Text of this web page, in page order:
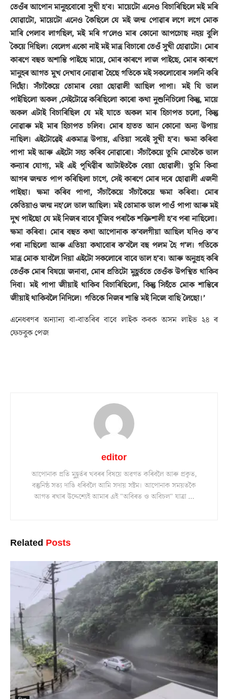
তেওঁৰ আপোন মানুহবোৰো সুখী হ’ব। মায়েটো এনেও বিচাৰিছিলে মই মৰি
যোৱাটো, মায়েটো এনেও কৈছিলে যে মই জন্ম পোৱাৰ লগে লগে মোক
মাৰি পেলাব লাগছিল, মই মৰি গ’লেও মাৰ কোনো আপচোছ নহয় বুলি
কৈয়ে দিছিল। বেলেগ একো নাই মই মাত্ৰ বিচাৰো তেওঁ সুখী হোৱাটো। মোৰ
কাৰণে বহুত অশান্তি পাইছে মায়ে, মোৰ কাৰণে লাজ পাইছে, মোৰ কাৰণে
মানুহৰ আগত মুখ দেখাব নোৱাৰা হৈছে গতিকে মই সকলোবোৰ সলনি কৰি
দিছোঁ। সঁচাকৈয়ে তোমাৰ বেয়া ছোৱালী আছিল পাপা। মই যি ভাল
পাইছিলো অকল ,সেইটোৱে কৰিছিলো কাৰো কথা নুশুনিচিলো কিন্তু, মায়ে
অকল এটাই বিচাৰিছিল যে মই যাতে অকল মাৰ হিচাপত চলো, কিন্তু
নোৱাৰু মই মাৰ হিচাপত চলিব। মোৰ হাতত আন কোনো অন্য উপায়
নাছিল। এইটোৱেই একমাত্ৰ উপায়, এতিয়া সবেই সুখী হ’ব। ক্ষমা কৰিবা
পাপা মই আৰু এইটো সহ্য কৰিব নোৱাৰো। সঁচাকৈয়ে তুমি মোতকৈ ভাল
কন্যাৰ যোগ্য, মই এই পৃথিৱীৰ আটাইতকৈ বেয়া ছোৱালী। তুমি কিবা
আগৰ জন্মত পাপ কৰিছিলা চাগে, সেই কাৰণে মোৰ দৰে ছোৱালী এজনী
পাইছা। ক্ষমা কৰিব পাপা, সঁচাকৈয়ে সঁচাকৈয়ে ক্ষমা কৰিবা। মোৰ
কেতিয়াও জন্ম নহ’লে ভাল আছিল। মই তোমাক ভাল পাওঁ পাপা আৰু মই
দুখ পাইছো যে মই নিজৰ বাবে যুঁজিব পৰাকৈ শক্তিশালী হ’ব পৰা নাছিলো।
ক্ষমা কৰিবা। মোৰ বহুত কথা আপোনাক ক’বলগীয়া আছিল যদিও ক’ব
পৰা নাছিলো আৰু এতিয়া কথাবোৰ ক’বলৈ বহু পলম হৈ গ’ল। গতিকে
মাত্ৰ মোক যাবলৈ দিয়া এইটো সকলোৰে বাবে ভাল হ’ব। আৰু অনুগ্ৰহ কৰি
তেওঁক মোৰ বিষয়ে জনাবা, মোৰ প্ৰতিটো মুহূৰ্ততে তেওঁক উপস্থিত থাকিব
দিবা। মই পাপা জীয়াই থাকিব বিচাৰিছিলো, কিন্তু সিহঁতে মোক শান্তিৰে
জীয়াই থাকিবলৈ নিদিলে। গতিকে নিজৰ শান্তি মই নিজে বাছি লৈছো।’
এনেধৰণৰ অন্যান্য বা-বাতৰিৰ বাবে লাইক কৰক অসম লাইভ ২৪ ৰ
ফেচবুক পেজ
editor
আপোনাক প্ৰতি মুহূৰ্তৰ খবৰৰ বিষয়ে অৱগত কৰিবলৈ আৰু প্ৰকৃত,
বস্তুনিষ্ঠ সত্য দাঙি ধৰিবলৈ আমি সদায় সষ্টম। আপোনাক সময়তকৈ
আগত ৰখাৰ উদ্দেশ্যেই আমাৰ এই "অবিৰত ও অবিচল" যাত্ৰা ...
Related Posts